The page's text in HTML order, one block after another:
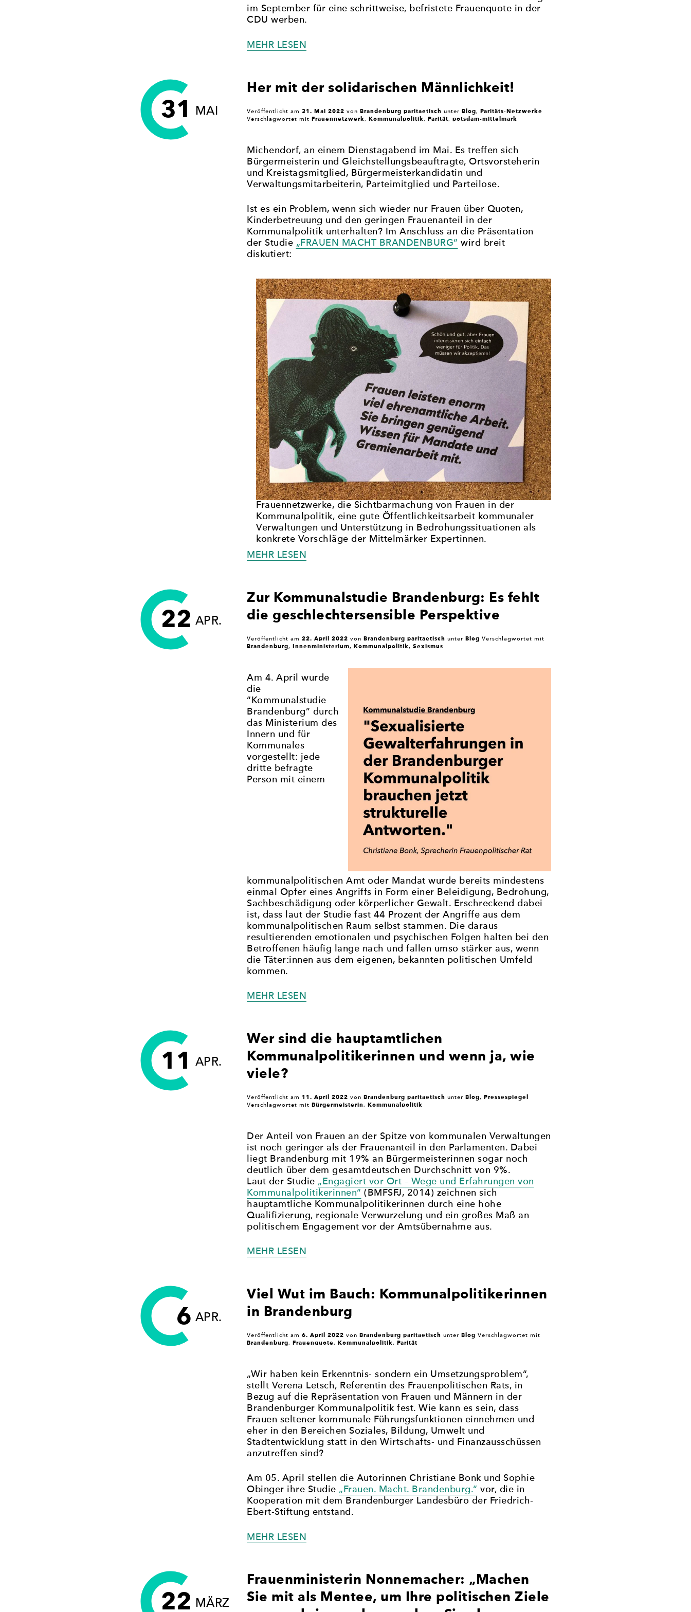
im September für eine schrittweise, befristete Frauenquote in der
CDU werben.
MEHR LESEN
FRAUENQUOTE
DER
31 MAI
Her mit der solidarischen Männlichkeit!
Veröffentlicht am 31. Mai 2022 von Brandenburg paritaetisch unter Blog, Paritäts-Netzwerke
Verschlagwortet mit Frauennetzwerk, Kommunalpolitik, Parität, potsdam-mittelmark
Michendorf, an einem Dienstagabend im Mai. Es treffen sich
Bürgermeisterin und Gleichstellungsbeauftragte, Ortsvorsteherin
und Kreistagsmitglied, Bürgermeisterkandidatin und
Verwaltungsmitarbeiterin, Parteimitglied und Parteilose.
Ist es ein Problem, wenn sich wieder nur Frauen über Quoten,
Kinderbetreuung und den geringen Frauenanteil in der
Kommunalpolitik unterhalten? Im Anschluss an die Präsentation
der Studie „FRAUEN MACHT BRANDENBURG“ wird breit
diskutiert:
Frauennetzwerke, die Sichtbarmachung von Frauen in der
Kommunalpolitik, eine gute Öffentlichkeitsarbeit kommunaler
Verwaltungen und Unterstützung in Bedrohungssituationen als
konkrete Vorschläge der Mittelmärker Expertinnen.
MEHR LESEN
MÄNNLICHKEIT!“
22 APR.
Zur Kommunalstudie Brandenburg: Es fehlt
die geschlechtersensible Perspektive
Veröffentlicht am 22. April 2022 von Brandenburg paritaetisch unter Blog Verschlagwortet mit
Brandenburg, Innenministerium, Kommunalpolitik, Sexismus
Am 4. April wurde
die
“Kommunalstudie
Brandenburg” durch
das Ministerium des
Innern und für
Kommunales
vorgestellt: jede
dritte befragte
Person mit einem
kommunalpolitischen Amt oder Mandat wurde bereits mindestens
einmal Opfer eines Angriffs in Form einer Beleidigung, Bedrohung,
Sachbeschädigung oder körperlicher Gewalt. Erschreckend dabei
ist, dass laut der Studie fast 44 Prozent der Angriffe aus dem
kommunalpolitischen Raum selbst stammen. Die daraus
resultierenden emotionalen und psychischen Folgen halten bei den
Betroffenen häufig lange nach und fallen umso stärker aus, wenn
die Täter:innen aus dem eigenen, bekannten politischen Umfeld
kommen.
MEHR LESEN
FEHLT
DIE
GESCHLECHTERSENSIBLE
11 APR.
Wer sind die hauptamtlichen
Kommunalpolitikerinnen und wenn ja, wie
viele?
Veröffentlicht am 11. April 2022 von Brandenburg paritaetisch unter Blog, Pressespiegel
Verschlagwortet mit Bürgermeisterin, Kommunalpolitik
Der Anteil von Frauen an der Spitze von kommunalen Verwaltungen
ist noch geringer als der Frauenanteil in den Parlamenten. Dabei
liegt Brandenburg mit 19% an Bürgermeisterinnen sogar noch
deutlich über dem gesamtdeutschen Durchschnitt von 9%.
Laut der Studie „Engagiert vor Ort – Wege und Erfahrungen von
Kommunalpolitikerinnen“ (BMFSFJ, 2014) zeichnen sich
hauptamtliche Kommunalpolitikerinnen durch eine hohe
Qualifizierung, regionale Verwurzelung und ein großes Maß an
politischem Engagement vor der Amtsübernahme aus.
MEHR LESEN
KOMMUNALPOLITIKERINNEN
UND
WIE
6 APR.
Viel Wut im Bauch: Kommunalpolitikerinnen
in Brandenburg
Veröffentlicht am 6. April 2022 von Brandenburg paritaetisch unter Blog Verschlagwortet mit
Brandenburg, Frauenquote, Kommunalpolitik, Parität
„Wir haben kein Erkenntnis- sondern ein Umsetzungsproblem“,
stellt Verena Letsch, Referentin des Frauenpolitischen Rats, in
Bezug auf die Repräsentation von Frauen und Männern in der
Brandenburger Kommunalpolitik fest. Wie kann es sein, dass
Frauen seltener kommunale Führungsfunktionen einnehmen und
eher in den Bereichen Soziales, Bildung, Umwelt und
Stadtentwicklung statt in den Wirtschafts- und Finanzausschüssen
anzutreffen sind?
Am 05. April stellen die Autorinnen Christiane Bonk und Sophie
Obinger ihre Studie „Frauen. Macht. Brandenburg.“ vor, die in
Kooperation mit dem Brandenburger Landesbüro der Friedrich-
Ebert-Stiftung entstand.
MEHR LESEN
KOMMUNALPOLITIKERINNEN
IN
BRANDENBURG“
22 MÄRZ
Frauenministerin Nonnemacher: „Machen
Sie mit als Mentee, um Ihre politischen Ziele